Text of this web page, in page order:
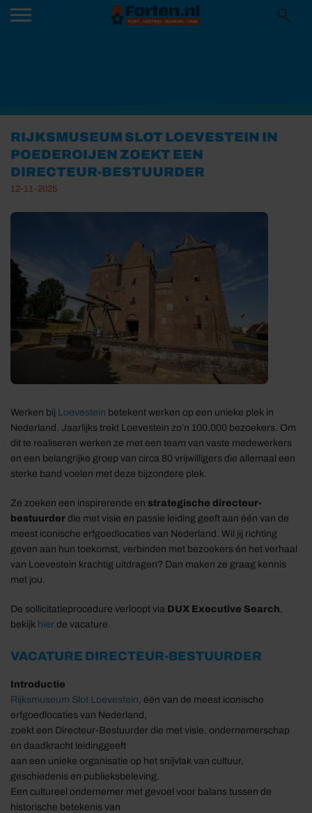
RIJKSMUSEUM SLOT LOEVESTEIN IN
POEDEROIJEN ZOEKT EEN
DIRECTEUR-BESTUURDER
12-11-2025
Werken bij Loevestein betekent werken op een unieke plek in
Nederland. Jaarlijks trekt Loevestein zo’n 100.000 bezoekers. Om
dit te realiseren werken ze met een team van vaste medewerkers
en een belangrijke groep van circa 80 vrijwilligers die allemaal een
sterke band voelen met deze bijzondere plek.
Ze zoeken een inspirerende en strategische directeur-
bestuurder die met visie en passie leiding geeft aan één van de
meest iconische erfgoedlocaties van Nederland. Wil jij richting
geven aan hun toekomst, verbinden met bezoekers én het verhaal
van Loevestein krachtig uitdragen? Dan maken ze graag kennis
met jou.
De sollicitatieprocedure verloopt via DUX Executive Search,
bekijk hier de vacature.
VACATURE DIRECTEUR-BESTUURDER
Introductie
Rijksmuseum Slot Loevestein, één van de meest iconische
erfgoedlocaties van Nederland,
zoekt een Directeur-Bestuurder die met visie, ondernemerschap
en daadkracht leidinggeeft
aan een unieke organisatie op het snijvlak van cultuur,
geschiedenis en publieksbeleving.
Een cultureel ondernemer met gevoel voor balans tussen de
historische betekenis van